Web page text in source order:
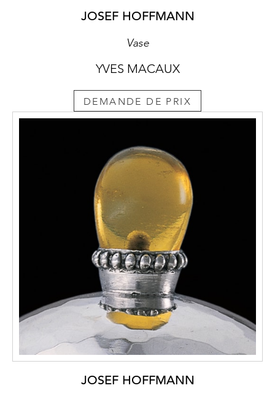
JOSEF HOFFMANN
Vase
YVES MACAUX
DEMANDE DE PRIX
JOSEF HOFFMANN